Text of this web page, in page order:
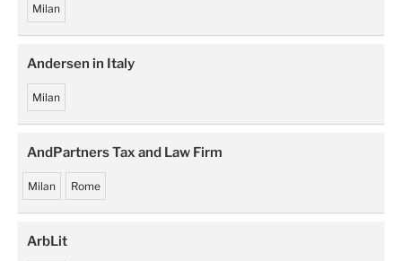
Milan
Andersen in Italy
Milan
AndPartners Tax and Law Firm
Milan Rome
ArbLit